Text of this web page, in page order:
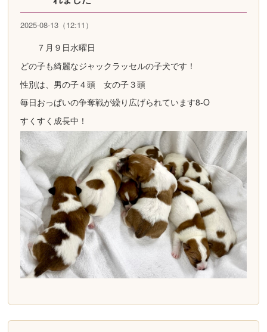
2025-08-13（12:11）
７月９日水曜日
どの子も綺麗なジャックラッセルの子犬です！
性別は、男の子４頭 女の子３頭
毎日おっぱいの争奪戦が繰り広げられています8-O
すくすく成長中！